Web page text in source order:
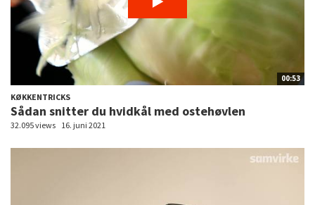
00:53
KØKKENTRICKS
Sådan snitter du hvidkål med ostehøvlen
32.095 views 16. juni 2021